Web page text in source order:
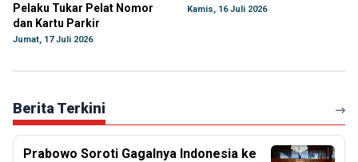
Pelaku Tukar Pelat Nomor
dan Kartu Parkir
Jumat, 17 Juli 2026
Kamis, 16 Juli 2026
Berita Terkini
Prabowo Soroti Gagalnya Indonesia ke